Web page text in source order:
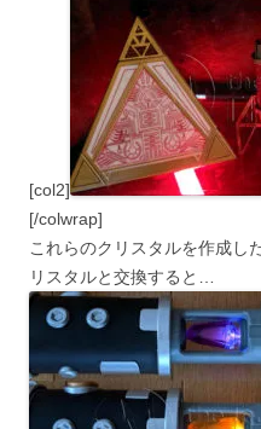
[col2]
[/colwrap]
これらのクリスタルを作成し
リスタルと交換すると…